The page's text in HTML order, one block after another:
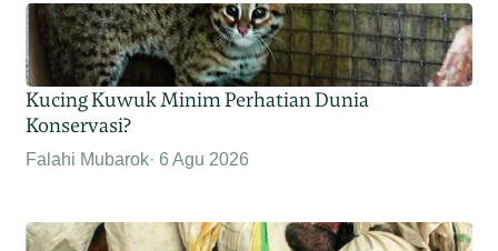
Kucing Kuwuk Minim Perhatian Dunia
Konservasi?
Falahi Mubarok 6 Agu 2026